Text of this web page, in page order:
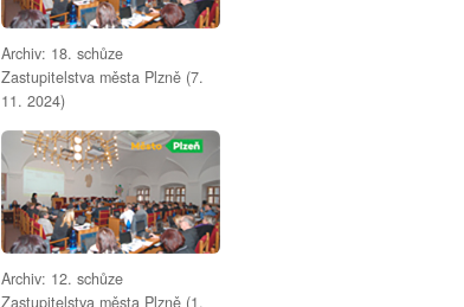
Archiv: 18. schůze
Zastupitelstva města Plzně (7.
11. 2024)
Archiv: 12. schůze
Zastupitelstva města Plzně (1.